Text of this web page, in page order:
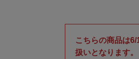
こちらの商品は
扱いとなります。